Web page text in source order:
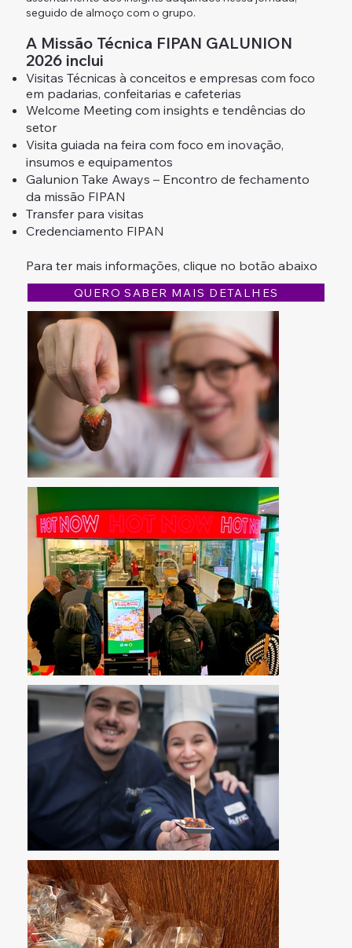
seguido de almoço com o grupo.
A Missão Técnica FIPAN GALUNION
2026 inclui
Visitas Técnicas à conceitos e empresas com foco
em padarias, confeitarias e cafeterias
Welcome Meeting com insights e tendências do
setor
Visita guiada na feira com foco em inovação,
insumos e equipamentos
Galunion Take Aways – Encontro de fechamento
da missão FIPAN
​Transfer para visitas
​Credenciamento FIPAN
Para ter mais informações, clique no botão abaixo
QUERO SABER MAIS DETALHES